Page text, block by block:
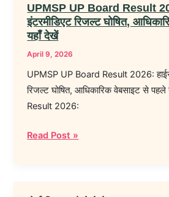
UPMSP UP Board Result
इंटरमीडिएट रिजल्ट घोषित,
यहाँ देखें
April 9, 2026
UPMSP UP Board Result 2026:
रिजल्ट घोषित, आधिकारिक वेबसाइट से
Result 2026:
आधिकारिक
वेबसाइट
पहले
यहाँ
देखें
Read Post »